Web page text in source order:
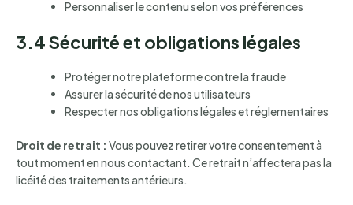
Personnaliser le contenu selon vos préférences
3.4 Sécurité et obligations légales
Protéger notre plateforme contre la fraude
Assurer la sécurité de nos utilisateurs
Respecter nos obligations légales et réglementaires
Droit de retrait : Vous pouvez retirer votre consentement à
tout moment en nous contactant. Ce retrait n’affectera pas la
licéité des traitements antérieurs.